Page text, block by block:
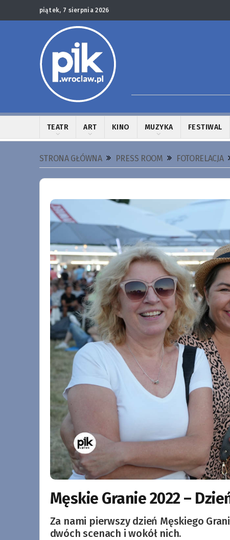
piątek, 7 sierpnia 2026
TEATR ART KINO MUZYKA FESTIWAL
STRONA GŁÓWNA PRESS ROOM FOTORELACJA
Męskie Granie 2022 –
Za nami pierwszy dzień Męskiego
dwóch scenach i wokół nich.